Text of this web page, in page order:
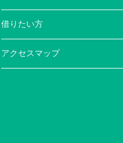
借りたい方
アクセスマップ